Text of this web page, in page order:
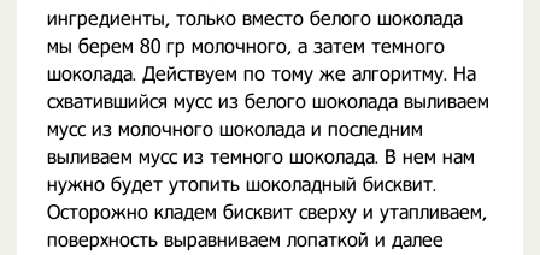
ингредиенты, только вместо белого шоколада
мы берем 80 гр молочного, а затем темного
шоколада. Действуем по тому же алгоритму. На
схватившийся мусс из белого шоколада выливаем
мусс из молочного шоколада и последним
выливаем мусс из темного шоколада. В нем нам
нужно будет утопить шоколадный бисквит.
Осторожно кладем бисквит сверху и утапливаем,
поверхность выравниваем лопаткой и далее